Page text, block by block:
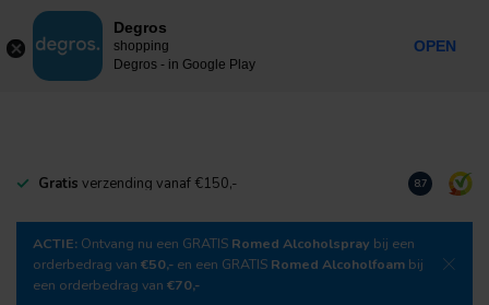
MENU
Gratis verzending vanaf €150,- Laden Sie
8.7
ACTIE: Ontvang nu een GRATIS Romed Alcoholspray bij een
orderbedrag van €50,- en een GRATIS Romed Alcoholfoam bij
een orderbedrag van €70,-
Degros
shopping
Degros - in Google Play
OPEN